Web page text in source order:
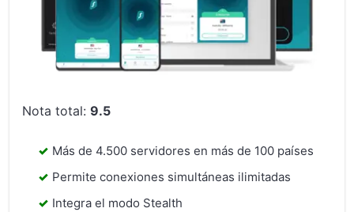
Nota total:9.5
Más de 4.500 servidores en más de 100 países
Permite conexiones simultáneas ilimitadas
Integra el modo Stealth